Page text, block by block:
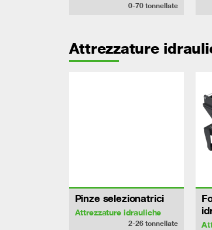
0-70tonnellate
Attrezzature
Pinze selezionatrici
Attrezzature idrauliche
2-26tonnellate